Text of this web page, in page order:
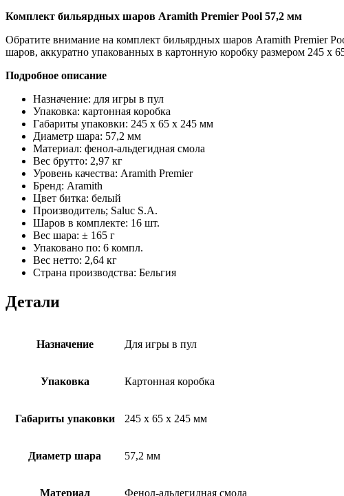
Комплект бильярдных шаров Aramith Premier Pool 57,2 мм
Обратите внимание на комплект бильярдных шаров Aramith Premier
шаров, аккуратно упакованных в картонную коробку размером 245 x
Подробное описание
Назначение: для игры в пул
Упаковка: картонная коробка
Габариты упаковки: 245 x 65 x 245 мм
Диаметр шара: 57,2 мм
Материал: фенол-альдегидная смола
Вес брутто: 2,97 кг
Уровень качества: Aramith Premier
Бренд: Aramith
Цвет битка: белый
Производитель; Saluc S.A.
Шаров в комплекте: 16 шт.
Вес шара: ± 165 г
Упаковано по: 6 компл.
Вес нетто: 2,64 кг
Страна производства: Бельгия
Детали
Назначение Для игры в пул
Упаковка Картонная коробка
Габариты упаковки 245 x 65 x 245 мм
Диаметр шара 57,2 мм
Материал Фенол-альдегидная смола